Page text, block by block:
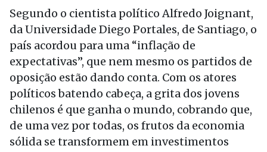
Segundo o cientista político Alfredo Joignant,
da Universidade Diego Portales, de Santiago, o
país acordou para uma “inflação de
expectativas”, que nem mesmo os partidos de
oposição estão dando conta. Com os atores
políticos batendo cabeça, a grita dos jovens
chilenos é que ganha o mundo, cobrando que,
de uma vez por todas, os frutos da economia
sólida se transformem em investimentos